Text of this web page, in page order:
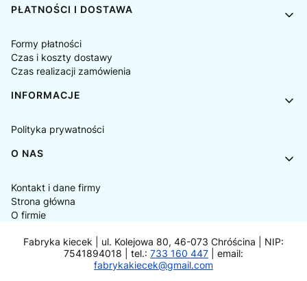
PŁATNOŚCI I DOSTAWA
Formy płatności
Czas i koszty dostawy
Czas realizacji zamówienia
INFORMACJE
Polityka prywatności
O NAS
Kontakt i dane firmy
Strona główna
O firmie
Fabryka kiecek | ul. Kolejowa 80, 46-073 Chróścina | NIP:
7541894018 | tel.: 733 160 447 | email:
fabrykakiecek@gmail.com